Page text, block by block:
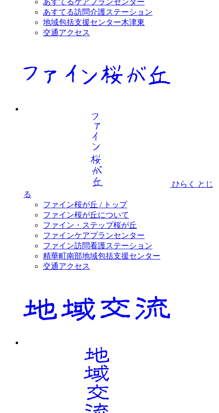
あすてるケアプランセンター
あすてる訪問介護ステーション
地域包括支援センター木津東
交通アクセス
ひらく
とじ
る
ファイン桜が丘 / トップ
ファイン桜が丘について
ファイン・ステップ桜が丘
ファインケアプランセンター
ファイン訪問看護ステーション
精華町南部地域包括支援センター
交通アクセス